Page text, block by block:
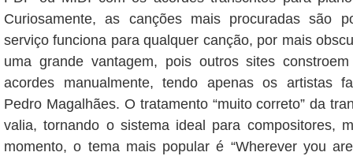
Curiosamente, as canções mais procuradas são
serviço funciona para qualquer canção, por mais
uma grande vantagem, pois outros sites
acordes manualmente, tendo apenas os artistas
Pedro Magalhães. O tratamento “muito correto” da
valia, tornando o sistema ideal para compositores,
momento, o tema mais popular é “Wherever you